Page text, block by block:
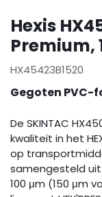
Hexis
Premium,
HX45423B1520
Gegoten PVC-
De SKINTAC
kwaliteit in het
op
samengesteld
100 μm (150 μm